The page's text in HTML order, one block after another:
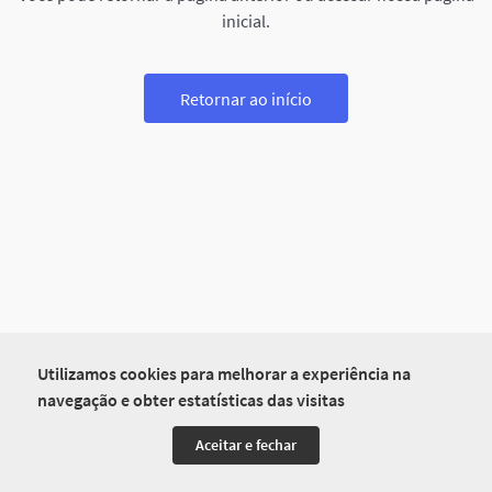
Utilizamos cookies para melhorar a experiência na
navegação e obter estatísticas das visitas
Aceitar e fechar
inicial.
Retornar ao início